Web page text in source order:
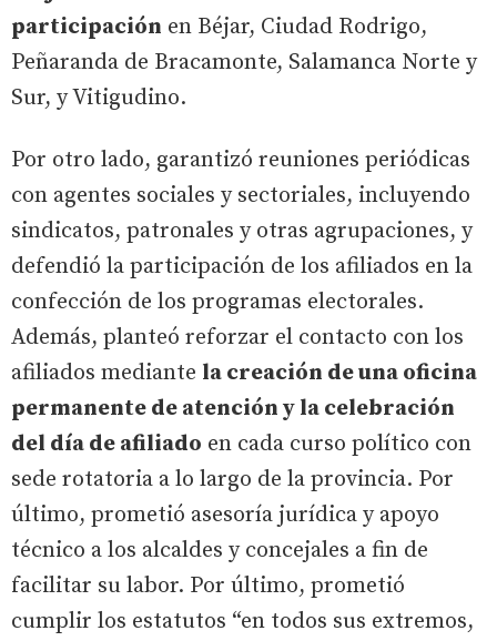
participación en Béjar, Ciudad Rodrigo,
Peñaranda de Bracamonte, Salamanca Norte y
Sur, y Vitigudino.
Por otro lado, garantizó reuniones periódicas
con agentes sociales y sectoriales, incluyendo
sindicatos, patronales y otras agrupaciones, y
defendió la participación de los afiliados en la
confección de los programas electorales.
Además, planteó reforzar el contacto con los
afiliados mediante la creación de una oficina
permanente de atención y la celebración
del día de afiliado en cada curso político con
sede rotatoria a lo largo de la provincia. Por
último, prometió asesoría jurídica y apoyo
técnico a los alcaldes y concejales a fin de
facilitar su labor. Por último, prometió
cumplir los estatutos “en todos sus extremos,